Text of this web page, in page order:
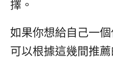
擇。
如果你想給自己一
可以根據這幾間推